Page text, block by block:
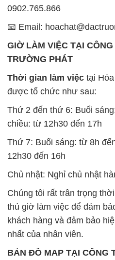
0902.765.866
📧 Email:
GIỜ LÀM VIỆC TẠI
TRƯỜNG PHÁT
Thời gian làm việc tại
được tổ chức như sau:
Thứ 2 đến thứ 6: Buổi
chiều: từ 12h30 đến 17h
Thứ 7: Buổi sáng: từ 8h
12h30 đến 16h
Chủ nhật: Nghỉ chủ nhật
Chúng tôi rất trân trọng
thủ giờ làm việc để đảm
khách hàng và đảm bảo
nhất của nhân viên.
BẢN ĐỒ MAP TẠI CÔNG